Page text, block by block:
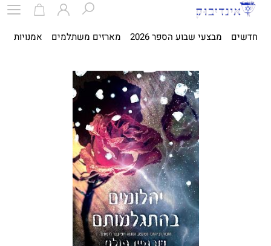
חדשים מבצעי שבוע הספר 2026 מארזים משתלמים אמנויות